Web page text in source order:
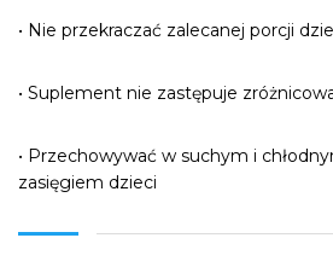
• Nie przekraczać zalecanej porcji
• Suplement nie zastępuje
• Przechowywać w suchym i
zasięgiem dzieci